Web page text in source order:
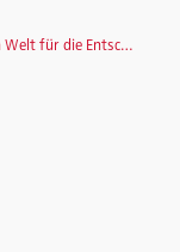
Was bedeutet Freiheit in einer digitalen Welt für die Entscheidungsträger von morgen?